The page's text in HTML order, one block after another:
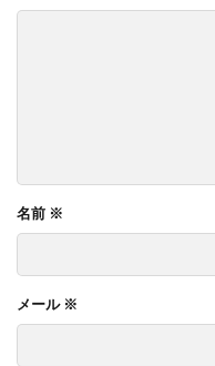
名前 ※
メール ※